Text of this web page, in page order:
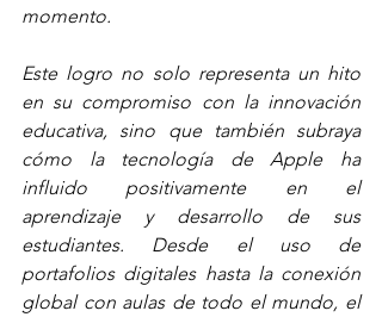
momento.
Este logro no solo representa un hito
en su compromiso con la innovación
educativa, sino que también subraya
cómo la tecnología de Apple ha
influido positivamente en el
aprendizaje y desarrollo de sus
estudiantes. Desde el uso de
portafolios digitales hasta la conexión
global con aulas de todo el mundo, el